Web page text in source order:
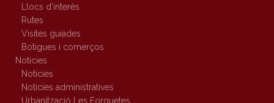
Llocs d’interès
Rutes
Visites guiades
Botigues i comerços
Notícies
Notícies
Notícies administratives
Urbanització Les Forquetes